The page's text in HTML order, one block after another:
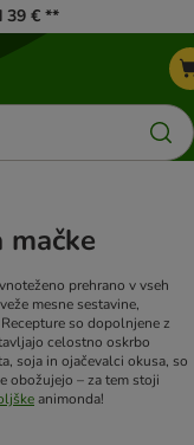
39 € **
mačke
prehrano v vseh
mesne sestavine,
so dopolnjene z
celostno oskrbo
soja in ojačevalci okusa, so
obožujejo – za tem stoji
animonda!